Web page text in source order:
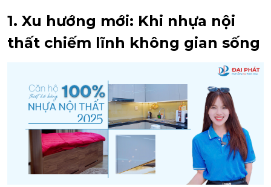
1. Xu hướng mới: Khi nhựa nội
thất chiếm lĩnh không gian sống